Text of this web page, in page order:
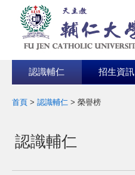
認識輔仁 招生資訊
首頁 > 認識輔仁 > 榮譽榜
:::
認識輔仁